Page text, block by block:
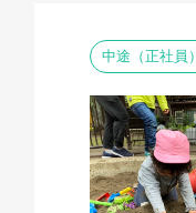
中途（正社員）